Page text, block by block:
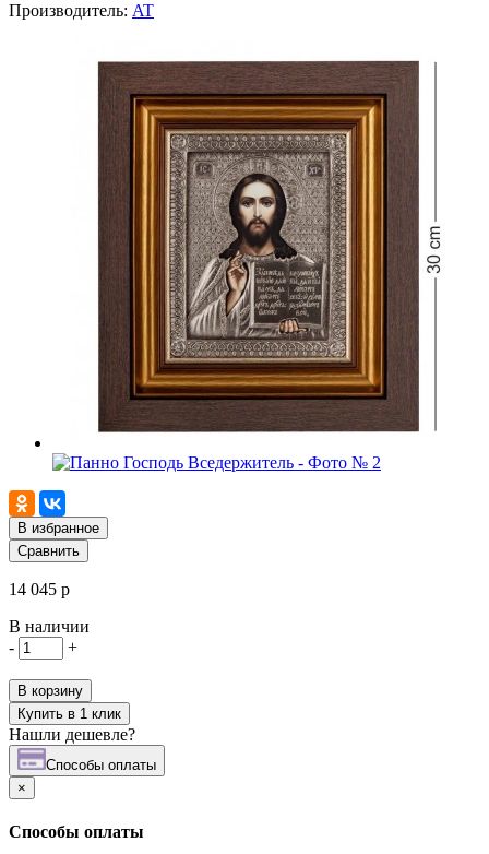
Производитель: AT
В избранное
Сравнить
14 045 р
В наличии
-
+
В корзину
Купить в 1 клик
Нашли дешевле?
Cпособы оплаты
×
Cпособы оплаты